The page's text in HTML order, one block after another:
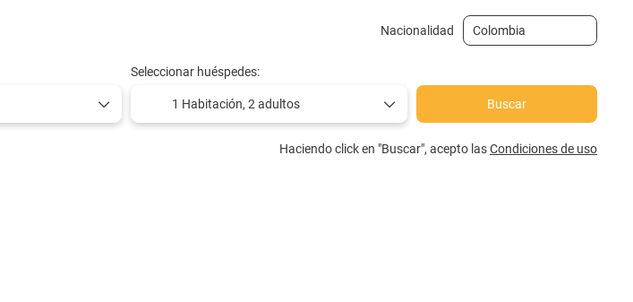
Nacionalidad
Seleccionar huéspedes:
1 Habitación,2 adultos Buscar
Haciendo click en "Buscar", acepto lasCondiciones de uso